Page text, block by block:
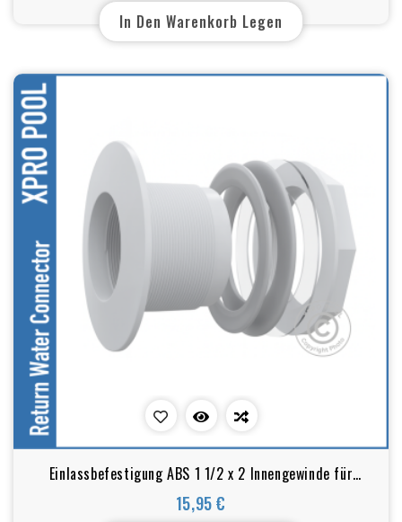
In Den Warenkorb Legen
Einlassbefestigung ABS 1 1/2 x 2 Innengewinde für
Kunststoff- und Metallschwimmbecken
15,95 €
Preis